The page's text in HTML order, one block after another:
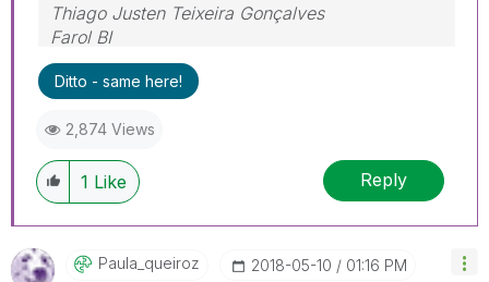
Thiago Justen Teixeira Gonçalves
Farol BI
WhatsApp: 24 98152-1675
Skype: justen.thiago
Ditto - same here!
2,874 Views
1 Like Reply
Paula_queiroz ‎2018-05-10 01:16 PM